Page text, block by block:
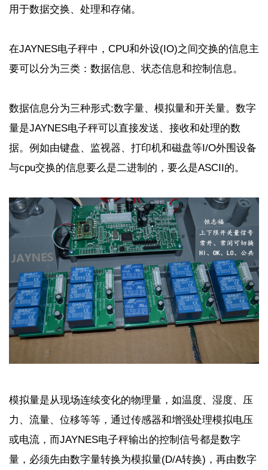
用于数据交换、处理和存储。
在JAYNES电子秤中， CPU和外设(IO)之间交换的信息主
要可以分为三类：数据信息、状态信息和控制信息。
数据信息分为三种形式:数字量、模拟量和开关量。数字
量是JAYNES电子秤可以直接发送、接收和处理的数
据。例如由键盘、监视器、打印机和磁盘等I/O外围设备
与cpu交换的信息要么是二进制的，要么是ASCII的。
模拟量是从现场连续变化的物理量，如温度、湿度、压
力、流量、位移等等，通过传感器和增强处理模拟电压
或电流，而JAYNES电子秤输出的控制信号都是数字
量，必须先由数字量转换为模拟量(D/A转换) ，再由数字